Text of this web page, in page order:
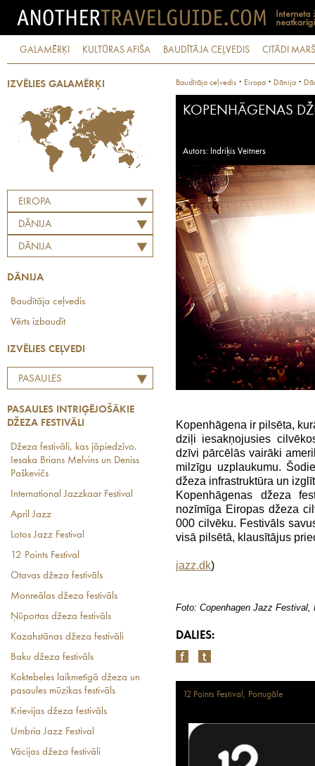
GALAMĒRĶI KULTŪRAS AFIŠA BAUDĪTĀJA CEĻVEDIS CITĀDI
IZVĒLIES GALAMĒRĶI
EIROPA
DĀNIJA
DĀNIJA
DĀNIJA
Baudītāja ceļvedis
Vērts izbaudīt
IZVĒLIES CEĻVEDI
PASAULES
FESTIVĀLI
PASAULES INTRIĢĒJOŠĀKIE
DŽEZA FESTIVĀLI
Džeza festivāli, kas jāpiedzīvo.
Iesaka Brians Melvins un Deniss
Paškevičs
International Jazzkaar Festival
April Jazz
Lotos Jazz Festival
12 Points Festival
Otavas džeza festivāls
Monreālas džeza festivāls
Ņūportas džeza festivāls
Kazahstānas džeza festivāli
Baku džeza festivāls
Koktebeles laikmetīgā džeza un
pasaules mūzikas festivāls
Krievijas džeza festivāls
Umbria Jazz Festival
Vācijas džeza festivāli
Baudītāja ceļvedis · Eiropa · Dānija ·
KOPENHĀGENAS
Autors: Indriķis Veitners
Kopenhāgena ir pilsēta,
dziļi iesakņojusies
dzīvi pārcēlās vairāki
milzīgu uzplaukumu.
džeza infrastruktūra un
Kopenhāgenas džeza
nozīmīga Eiropas džeza
000 cilvēku. Festivāls
visā pilsētā, klausītājus
jazz.dk)
Foto: Copenhagen Jazz Festival,
DALIES:
12 Points Festival, Portugāle